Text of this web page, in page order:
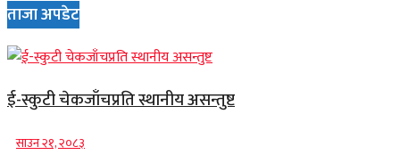
ताजा अपडेट
ई-स्कुटी चेकजाँचप्रति स्थानीय असन्तुष्ट
साउन २१, २०८३